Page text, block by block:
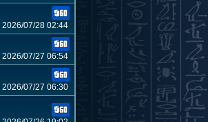
2026/07/28 02:44
2026/07/27 06:54
2026/07/27 06:30